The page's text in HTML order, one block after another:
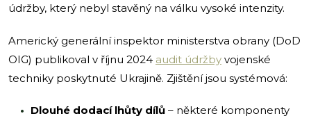
údržby, který nebyl stavěný na válku vysoké intenzity.
Americký generální inspektor ministerstva obrany (DoD
OIG) publikoval v říjnu 2024 audit údržby vojenské
techniky poskytnuté Ukrajině. Zjištění jsou systémová:
Dlouhé dodací lhůty dílů – některé komponenty